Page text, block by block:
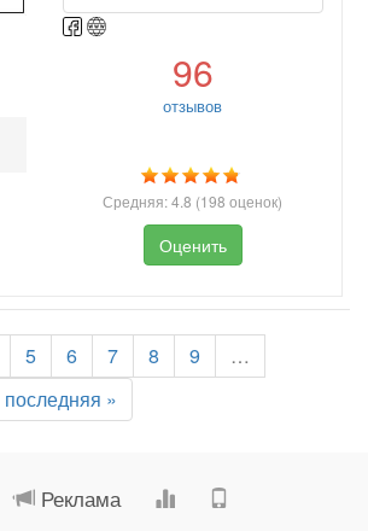
96
отзывов
Средняя:4.8 (198 оценок)
Оценить
5 6 7 8 9
…
последняя »
Реклама